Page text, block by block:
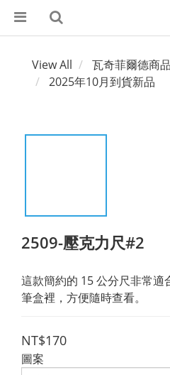
View All
瓦奇菲爾德商品
2025年10月到貨新品
2509-壓克力尺#2
這款簡約的 15 公分尺非常
筆盒裡，方便隨時查看。
NT$170
圖案